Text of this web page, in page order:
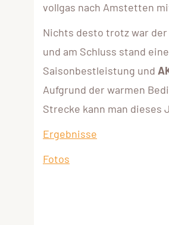
vollgas nach Amstetten
Nichts desto trotz war
und am Schluss stand
Saisonbestleistung und
Aufgrund der warmen
Strecke kann man
Ergebnisse
Fotos